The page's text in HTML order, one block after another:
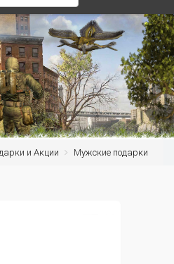
и Акции Мужские подарки